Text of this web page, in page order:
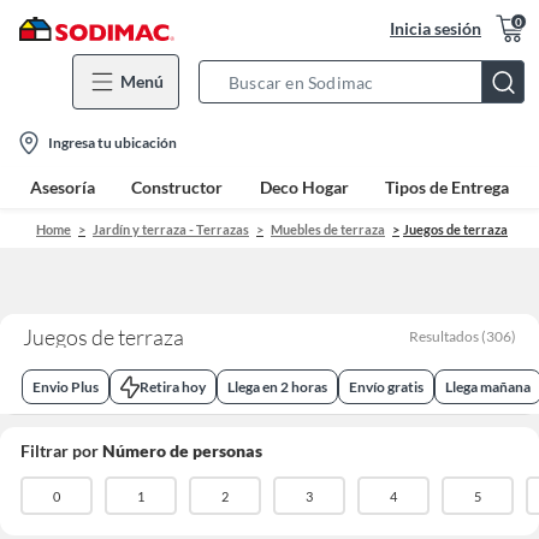
Inicia sesión 0
Menú
Bar
location-
icon
Ingresa tu ubicación
Asesoría Constructor Deco Hogar Tipos de Entrega
Home Jardín y terraza - Terrazas Muebles de terraza Juegos de terraza
Juegos de terraza Resultados (306)
Envio Plus Retira hoy Llega en 2 horas Envío gratis Llega mañana
Filtrar porNúmero de personas
0 1 2 3 4 5